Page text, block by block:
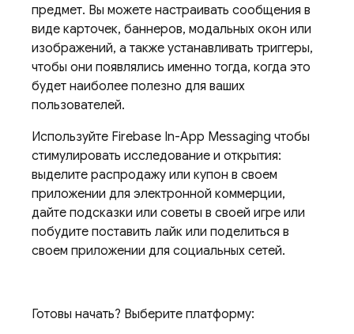
предмет. Вы можете настраивать сообщения в
виде карточек, баннеров, модальных окон или
изображений, а также устанавливать триггеры,
чтобы они появлялись именно тогда, когда это
будет наиболее полезно для ваших
пользователей.
Используйте Firebase In-App Messaging чтобы
стимулировать исследование и открытия:
выделите распродажу или купон в своем
приложении для электронной коммерции,
дайте подсказки или советы в своей игре или
побудите поставить лайк или поделиться в
своем приложении для социальных сетей.
Готовы начать? Выберите платформу: